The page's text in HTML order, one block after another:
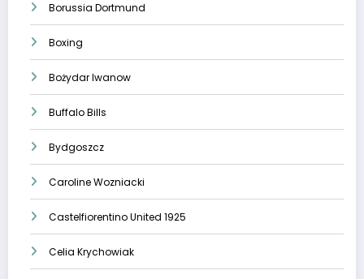
Borussia Dortmund
Boxing
Bożydar Iwanow
Buffalo Bills
Bydgoszcz
Caroline Wozniacki
Castelfiorentino United 1925
Celia Krychowiak